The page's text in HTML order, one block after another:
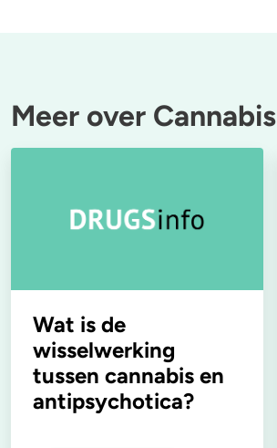
Meer over Cannabis
Wat is de
wisselwerking
tussen cannabis en
antipsychotica?